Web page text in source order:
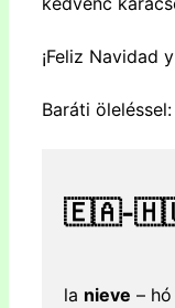
¡Feliz Navidad y
Baráti
🇪🇦-🇭🇺
la nieve – hó